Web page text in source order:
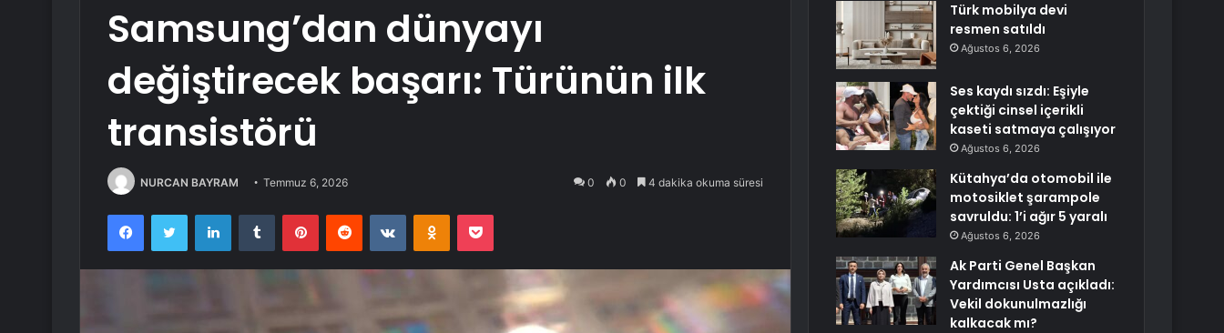
Samsung’dan dünyayı
değiştirecek başarı: Türünün ilk
transistörü
NURCAN BAYRAM Temmuz 6, 2026 0 0 4 dakika okuma süresi
FacebookTwitter LinkedInTumblr PinterestReddit VKontakteOdnoklassniki
Pocket
Türk mobilya devi
resmen satıldı
Ağustos 6, 2026
Ses kaydı sızdı: Eşiyle
çektiği cinsel içerikli
kaseti satmaya çalışıyor
Ağustos 6, 2026
Kütahya’da otomobil ile
motosiklet şarampole
savruldu: 1’i ağır 5 yaralı
Ağustos 6, 2026
Ak Parti Genel Başkan
Yardımcısı Usta açıkladı:
Vekil dokunulmazlığı
kalkacak mı?